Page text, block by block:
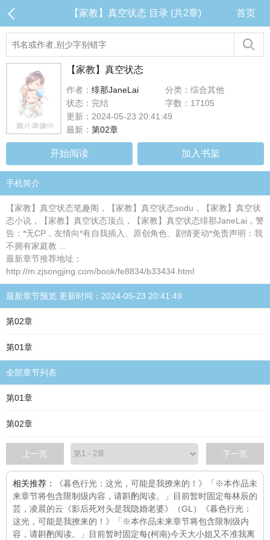
【家教】真空状态 目录 (共2章) 首页
【家教】真空状态
作者： 绯那JaneLai
分类：综合其他
状态：完结
字数：17105
更新：2024-05-23 20:41:49
最新： 第02章
开始阅读 加入书架
手机简介
【家教】真空状态笔趣阁，【家教】真空状态sodu，【家教】真空状
态小说，【家教】真空状态顶点，【家教】真空状态绯那JaneLai，警
告：*无CP，友情向*有自我插入、原创角色、剧情更动*免责声明：我
不拥有家庭教 ...
最新章节推荐地址：
http://m.zjsongjing.com/book/fe8834/b33434.html
最新章节预览 更新时间：2024-05-23 20:41:49
第02章
第01章
全部章节列表
第01章
第02章
上一页 下一页
相关推荐：
《暮色行光：这光，可能是我撩来的！》「※本作品未
来章节将包含限制级内容，请斟酌阅读。」目前暂时固定每林辰的
芸，凌晨的云 《影后死对头是我隐婚老婆》（GL）
《暮色行光：
这光，可能是我撩来的！》「※本作品未来章节将包含限制级内
容，请斟酌阅读。」目前暂时固定每(柯南)今天大小姐又不准我离